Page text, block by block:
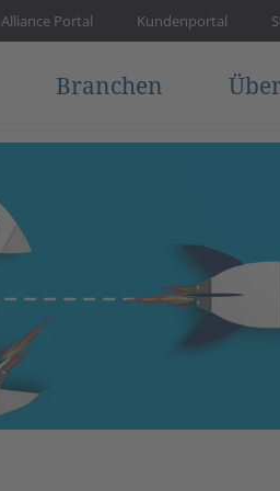
Alliance Portal Kundenportal
Branchen